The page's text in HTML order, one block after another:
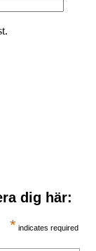
dig här:
* indicates required